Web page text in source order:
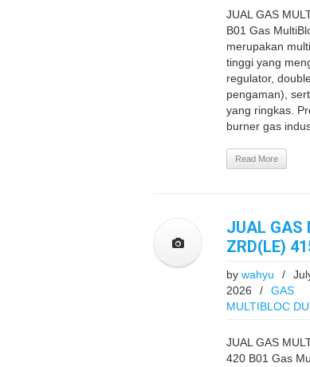
JUAL GAS
B01 Gas
merupakan
tinggi yang
regulator,
pengaman),
yang ringkas.
burner gas
Read More
JUAL GAS
ZRD(LE)
by wahyu /
2026
/
GAS
MULTIBLOC
JUAL GAS
420 B01 Gas